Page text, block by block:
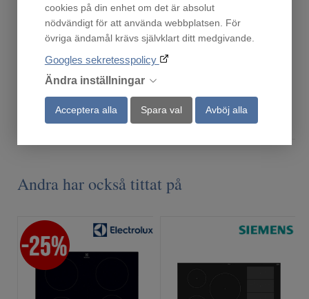
cookies på din enhet om det är absolut
nödvändigt för att använda webbplatsen. För
övriga ändamål krävs självklart ditt medgivande.
Googles sekretesspolicy
Ändra inställningar
Acceptera alla Spara val Avböj alla
Ronneby Bruk Maestro Rostfritt Gryta 24 cm, 9 lite
Finns i lager!
1 175 :-
Köp
HZ390522
Beställningsvara
Andra har också tittat på